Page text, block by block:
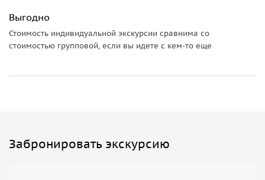
Выгодно
Стоимость индивидуальной экскурсии сравнима со
стоимостью групповой, если вы идете с кем-то еще
Забронировать экскурсию